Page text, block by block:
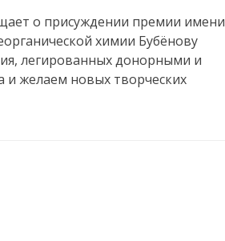
о присуждении премии имени
химии Бубёнову
легированных донорными и
и желаем новых творческих